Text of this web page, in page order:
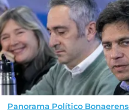
Panorama Político